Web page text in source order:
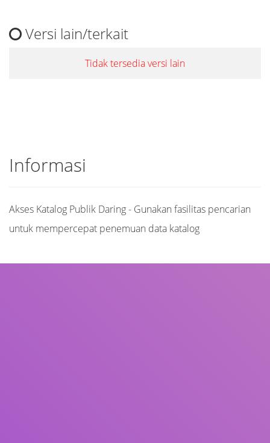
Versi lain/terkait
Tidak tersedia versi lain
Informasi
Akses Katalog Publik Daring - Gunakan fasilitas pencarian
untuk mempercepat penemuan data katalog